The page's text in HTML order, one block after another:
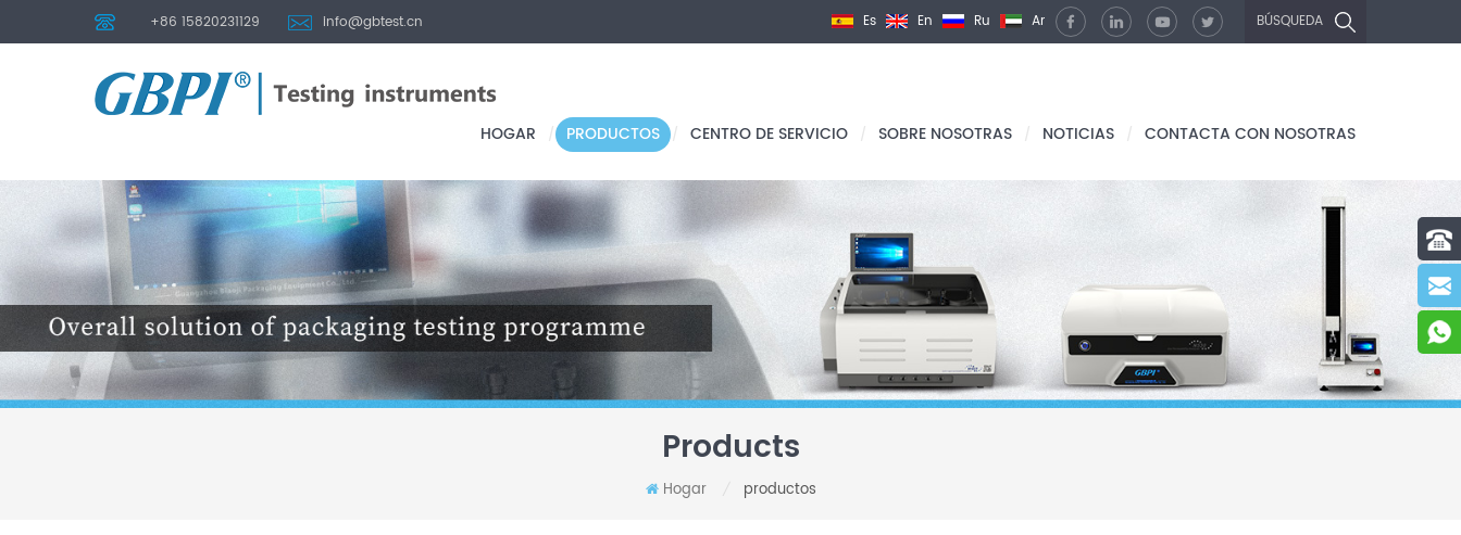
+86 15820231129 info@gbtest.cn BÚSQUEDA
Es En Ru Ar
HOGAR / PRODUCTOS / CENTRO DE SERVICIO / SOBRE NOSOTRAS / NOTICIAS / CONTACTA CON NOSOTRAS
Products
Hogar productos